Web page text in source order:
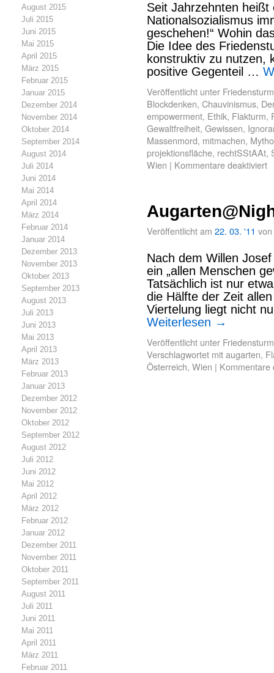
August 2015
Juli 2015
Juni 2015
Mai 2015
April 2015
März 2015
Februar 2015
Januar 2015
Dezember 2014
November 2014
Oktober 2014
September 2014
August 2014
Juli 2014
Juni 2014
Mai 2014
April 2014
März 2014
Februar 2014
Januar 2014
Dezember 2013
November 2013
Oktober 2013
September 2013
August 2013
Juli 2013
Juni 2013
Mai 2013
April 2013
März 2013
Februar 2013
Januar 2013
Dezember 2012
November 2012
Oktober 2012
September 2012
August 2012
Juli 2012
Juni 2012
Mai 2012
April 2012
März 2012
Februar 2012
Januar 2012
Dezember 2011
November 2011
Oktober 2011
September 2011
August 2011
Juli 2011
Juni 2011
Mai 2011
April 2011
März 2011
Februar 2011
Seit Jahrzehnten
Nationalsozialismus
geschehen!“ Wohin
Die Idee des
konstruktiv zu nutzen,
positive Gegenteil …
Veröffentlicht unter Friedensturm
Blockdenken, Chauvinismus,
empowerment, Ethik, Flakturm,
Gewaltfreiheit, Gewissen,
Massenmord, mitmachen,
projektionsfläche, rechtSStAAt,
Wien | Kommentare deaktiviert
Veröffentlicht am 22. 03. '11 von
Nach dem Willen
ein „allen Menschen
Tatsächlich ist nur
die Hälfte der Zeit
Viertelung liegt nicht
Weiterlesen →
Veröffentlicht unter Friedensturm
Verschlagwortet mitaugarten,
Österreich, Wien | Kommentare